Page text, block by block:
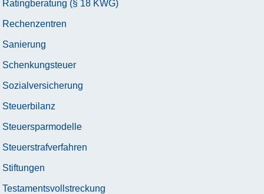
Ratingberatung (§ 18 KWG)
Rechenzentren
Sanierung
Schenkungsteuer
Sozialversicherung
Steuerbilanz
Steuersparmodelle
Steuerstrafverfahren
Stiftungen
Testamentsvollstreckung